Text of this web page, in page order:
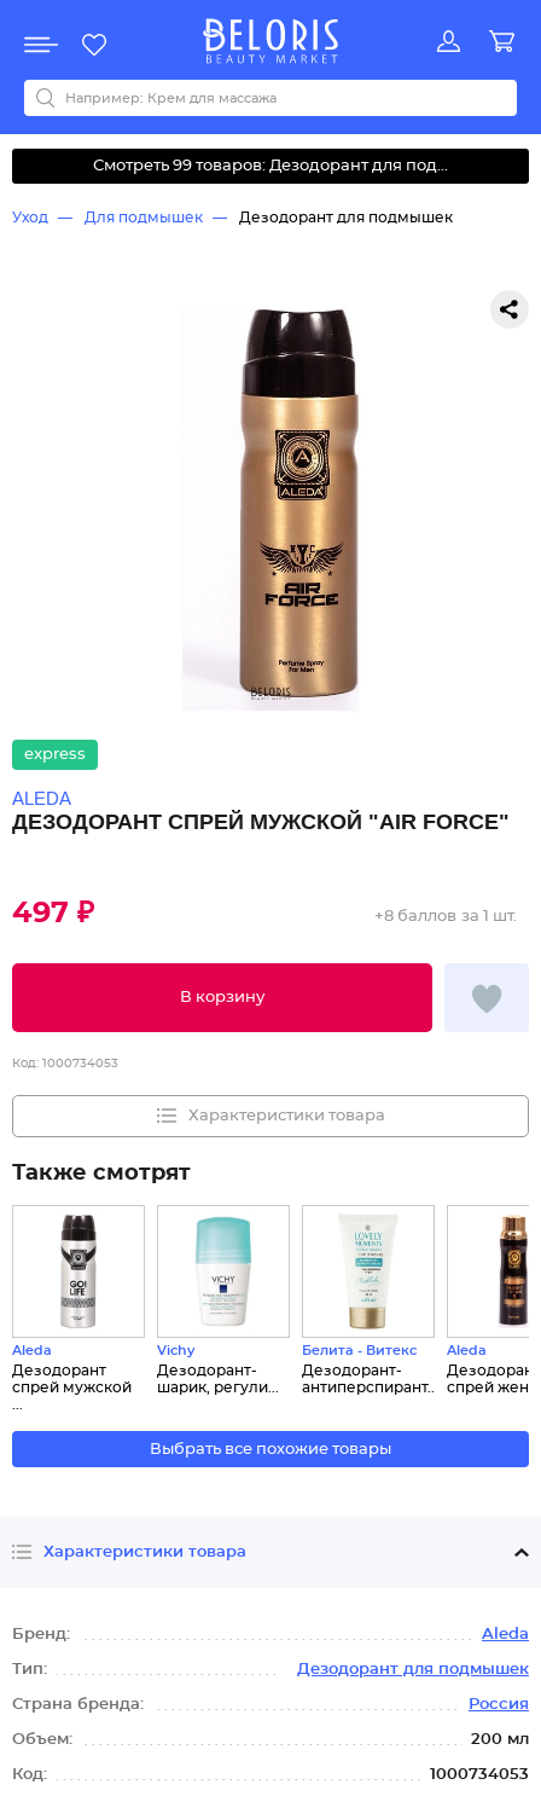
Акции
Все бренды
0-9ABCDEFGHIJKLMNOPQRSTUVWYZАБВДЗИМОКЛНПРСТУФ
Смотреть 99 товаров: Дезодорант для под...
Уход Для подмышек Дезодорант для подмышек
express
ALEDA
ДЕЗОДОРАНТ СПРЕЙ МУЖСКОЙ "AIR FORCE"
497 ₽
В корзину
+8 баллов за 1 шт.
Код: 1000734053
Характеристики товара
Также смотрят
Aleda
Дезодорант
спрей мужской
Vichy
Дезодорант-
шарик, регули...
Белита - Витекс
Дезодорант-
антиперспирант...
Aleda
Дезодорант
спрей
Выбрать все похожие товары
Характеристики товара
Бренд: Aleda
Тип: Дезодорант для подмышек
Страна бренда: Россия
Объем: 200 мл
Код: 1000734053